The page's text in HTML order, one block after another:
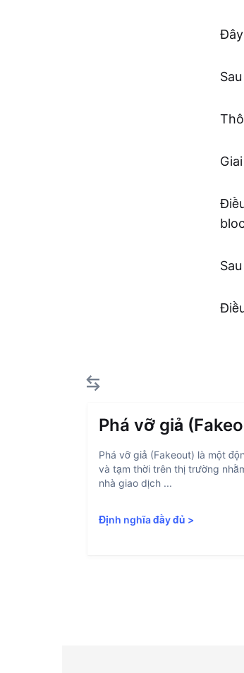
Phá vỡ giả
Phá vỡ giả (Fakeout) là một
và tạm thời trên thị trường
nhà giao dịch ...
Định nghĩa đầy đủ >